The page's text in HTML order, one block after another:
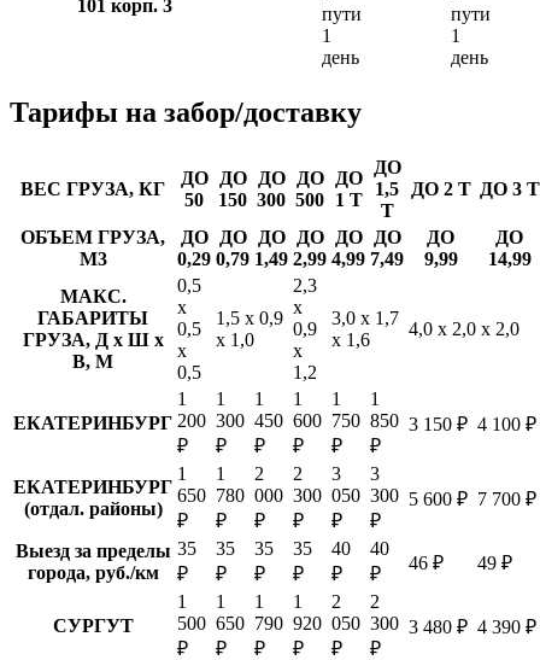
101 корп. 3
пути
1
день
пути
1
день
Тарифы на забор/доставку
ВЕС ГРУЗА, КГ
ДО
50
ДО
150
ДО
300
ДО
500
ДО
1 Т
ДО
1,5
Т
ДО 2 Т ДО 3 Т
ОБЪЕМ ГРУЗА,
М3
ДО
0,29
ДО
0,79
ДО
1,49
ДО
2,99
ДО
4,99
ДО
7,49
ДО
9,99
ДО
14,99
МАКС.
ГАБАРИТЫ
ГРУЗА, Д х Ш х
В, М
0,5
х
0,5
х
0,5
1,5 х 0,9
х 1,0
2,3
х
0,9
х
1,2
3,0 х 1,7
х 1,6
4,0 х 2,0 х 2,0
ЕКАТЕРИНБУРГ
1
200
₽
1
300
₽
1
450
₽
1
600
₽
1
750
₽
1
850
₽
3 150 ₽ 4 100 ₽
ЕКАТЕРИНБУРГ
(отдал. районы)
1
650
₽
1
780
₽
2
000
₽
2
300
₽
3
050
₽
3
300
₽
5 600 ₽ 7 700 ₽
Выезд за пределы
города, руб./км
35
₽
35
₽
35
₽
35
₽
40
₽
40
₽
46 ₽ 49 ₽
СУРГУТ
1
500
₽
1
650
₽
1
790
₽
1
920
₽
2
050
₽
2
300
₽
3 480 ₽ 4 390 ₽